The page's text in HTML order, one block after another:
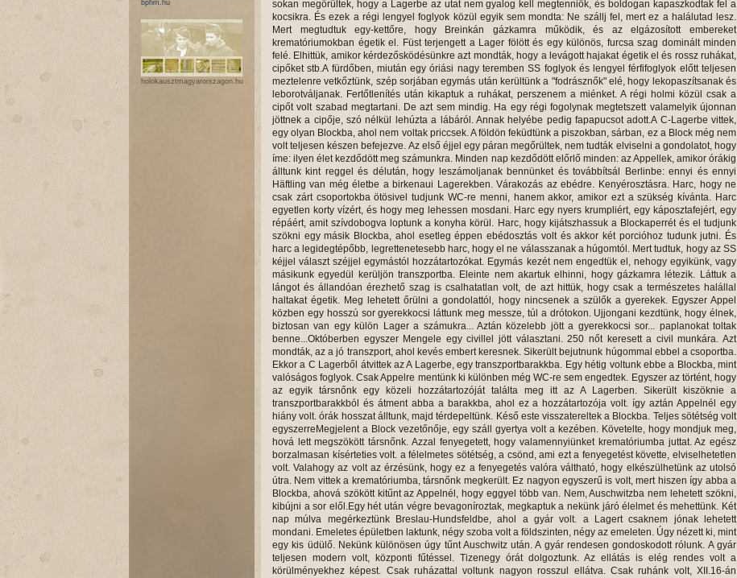
bphm.hu
holokausztmagyarorszagon.hu
sokan megörültek, hogy a Lagerbe az utat nem gyalog kell megtenniök, és boldogan kapaszkodtak fel a
kocsikra. És ezek a régi lengyel foglyok közül egyik sem mondta: Ne szállj fel, mert ez a halálutad lesz.
Mert megtudtuk egy-kettőre, hogy Breinkán gázkamra működik, és az elgázosított embereket
krematóriumokban égetik el. Füst terjengett a Lager fölött és egy különös, furcsa szag dominált minden
felé. Elhittük, amikor kérdezősködésünkre azt mondták, hogy a levágott hajakat égetik el és rossz ruhákat,
cipőket stb.A fürdőben, miután egy óriási nagy teremben SS foglyok és lengyel férfifoglyok előtt teljesen
meztelenre vetkőztünk, szép sorjában egymás után kerültünk a "fodrásznők" elé, hogy lekopaszítsanak és
leborotváljanak. Fertőtlenítés után kikaptuk a ruhákat, perszenem a miénket. A régi holmi közül csak a
cipőt volt szabad megtartani. De azt sem mindig. Ha egy régi fogolynak megtetszett valamelyik újonnan
jöttnek a cipője, szó nélkül lehúzta a lábáról. Annak helyébe pedig fapapucsot adott.A C-Lagerbe vittek,
egy olyan Blockba, ahol nem voltak priccsek. A földön feküdtünk a piszokban, sárban, ez a Block még nem
volt teljesen készen befejezve. Az első éjjel egy páran megőrültek, nem tudták elviselni a gondolatot, hogy
íme: ilyen élet kezdődött meg számunkra. Minden nap kezdődött előrlő minden: az Appellek, amikor órákig
álltunk kint reggel és délután, hogy leszámoljanak bennünket és továbbítsál Berlinbe: ennyi és ennyi
Häftling van még életbe a birkenaui Lagerekben. Várakozás az ebédre. Kenyérosztásra. Harc, hogy ne
csak zárt csoportokba ötösivel tudjunk WC-re menni, hanem akkor, amikor ezt a szükség kívánta. Harc
egyetlen korty vízért, és hogy meg lehessen mosdani. Harc egy nyers krumpliért, egy káposztafejért, egy
répáért, amit szívdobogva loptunk a konyha körül. Harc, hogy kijátszhassuk a Blockaperrét és el tudjunk
szökni egy másik Blockba, ahol esetleg éppen ebédosztás volt és akkor két porcióhoz tudunk jutni. És
harc a legidegtépőbb, legrettenetesebb harc, hogy el ne válasszanak a húgomtól. Mert tudtuk, hogy az SS
kéjjel választ széjjel egymástól hozzátartozókat. Egymás kezét nem engedtük el, nehogy egyikünk, vagy
másikunk egyedül kerüljön transzportba. Eleinte nem akartuk elhinni, hogy gázkamra létezik. Láttuk a
lángot és állandóan érezhető szag is csalhatatlan volt, de azt hittük, hogy csak a természetes halállal
haltakat égetik. Meg lehetett őrülni a gondolattól, hogy nincsenek a szülők a gyerekek. Egyszer Appel
közben egy hosszú sor gyerekkocsi láttunk meg messze, túl a drótokon. Ujjongani kezdtünk, hogy élnek,
biztosan van egy külön Lager a számukra... Aztán közelebb jött a gyerekkocsi sor... paplanokat toltak
benne...Októberben egyszer Mengele egy civillel jött választani. 250 nőt keresett a civil munkára. Azt
mondták, az a jó transzport, ahol kevés embert keresnek. Sikerült bejutnunk húgommal ebbel a csoportba.
Ekkor a C Lagerből átvittek az A Lagerbe, egy transzportbarakkba. Egy hétig voltunk ebbe a Blockba, mint
valóságos foglyok. Csak Appelre mentünk ki különben még WC-re sem engedtek. Egyszer az történt, hogy
az egyik társnőnk egy közeli hozzátartozóját találta meg itt az A Lagerben. Sikerült kiszöknie a
transzportbarakkból és átment abba a barakkba, ahol ez a hozzátartozója volt. így aztán Appelnél egy
hiány volt. órák hosszat álltunk, majd térdepeltünk. Késő este visszatereltek a Blockba. Teljes sötétség volt
egyszerreMegjelent a Block vezetőnője, egy száll gyertya volt a kezében. Követelte, hogy mondjuk meg,
hová lett megszökött társnőnk. Azzal fenyegetett, hogy valamennyiünket krematóriumba juttat. Az egész
borzalmasan kísérteties volt. a félelmetes sötétség, a csönd, ami ezt a fenyegetést követte, elviselhetetlen
volt. Valahogy az volt az érzésünk, hogy ez a fenyegetés valóra váltható, hogy elkészülhetünk az utolsó
útra. Nem vittek a krematóriumba, társnőnk megkerült. Ez nagyon egyszerű is volt, mert hiszen így abba a
Blockba, ahová szökött kitűnt az Appelnél, hogy eggyel több van. Nem, Auschwitzba nem lehetett szökni,
kibújni a sor elől.Egy hét után végre bevagoníroztak, megkaptuk a nekünk járó élelmet és mehettünk. Két
nap múlva megérkeztünk Breslau-Hundsfeldbe, ahol a gyár volt. a Lagert csaknem jónak lehetett
mondani. Emeletes épületben laktunk, négy szoba volt a földszinten, négy az emeleten. Úgy nézett ki, mint
egy kis üdülő. Nekünk különösen úgy tűnt Auschwitz után. A gyár rendesen gondoskodott rólunk. A gyár
teljesen modern volt, központi fűtéssel. Tizenegy órát dolgoztunk. Az ellátás is elég rendes volt a
körülményekhez képest. Csak ruházattal voltunk nagyon rosszul ellátva. Csak ruhánk volt, XII.16-án